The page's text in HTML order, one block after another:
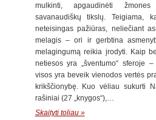
mulkinti, apgaudinėti
savanaudiškų tikslų. Teigiama,
neteisingas pažiūras, neliečiant
melagis – ori ir gerbtina
melagingumą reikia įrodyti. Kaip
netiesos yra „šventumo“ sferoje
visos yra beveik vienodos vertės
krikščionybę. Kuo vėliau sukurti
rašiniai (27 „knygos“),…
Skaityti toliau »